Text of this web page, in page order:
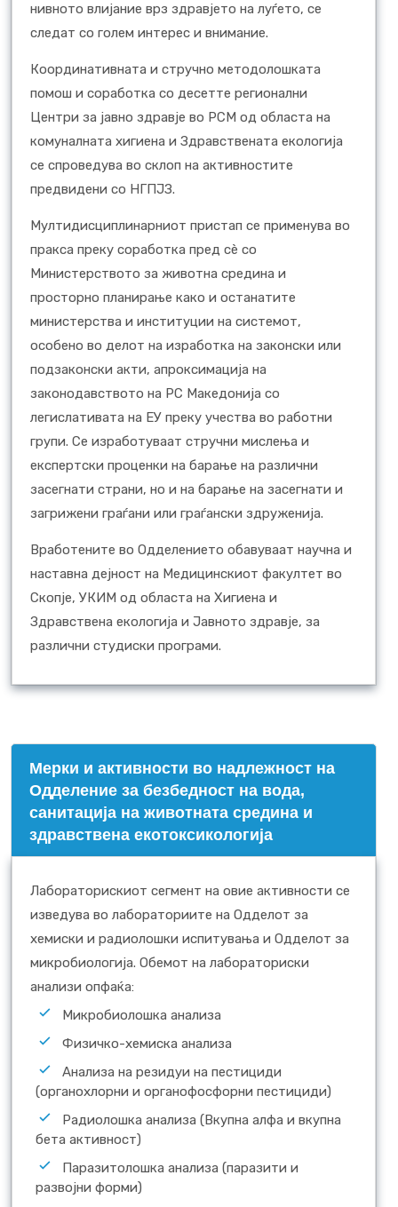
нивното влијание врз здравјето на луѓето, се
следат со голем интерес и внимание.
Координативната и стручно методолошката
помош и соработка со десетте регионални
Центри за јавно здравје во РСМ од областа на
комуналната хигиена и Здравствената екологија
се спроведува во склоп на активностите
предвидени со НГПЈЗ.
Мултидисциплинарниот пристап се применува во
пракса преку соработка пред сè со
Министерството за животна средина и
просторно планирање како и останатите
министерства и институции на системот,
особено во делот на изработка на законски или
подзаконски акти, апроксимација на
законодавството на РС Македонија со
легислативата на ЕУ преку учества во работни
групи. Се изработуваат стручни мислења и
експертски проценки на барање на различни
засегнати страни, но и на барање на засегнати и
загрижени граѓани или граѓански здруженија.
Вработените во Одделението обавуваат научна и
наставна дејност на Медицинскиот факултет во
Скопје, УКИМ од областа на Хигиена и
Здравствена екологија и Јавното здравје, за
различни студиски програми.
Mерки и активности во надлежност на
Одделение за безбедност на вода,
санитација на животната средина и
здравствена екотоксикологија
Лабораторискиот сегмент на овие активности се
изведува во лабораториите на Одделот за
хемиски и радиолошки испитувања и Одделот за
микробиологија. Обемот на лабораториски
анализи опфаќа:
Микробиолошка анализа
Физичко-хемиска анализа
Анализа на резидуи на пестициди
(органохлорни и органофосфорни пестициди)
Радиолошка анализа (Вкупна алфа и вкупна
бета активност)
Паразитолошка анализа (паразити и
развојни форми)